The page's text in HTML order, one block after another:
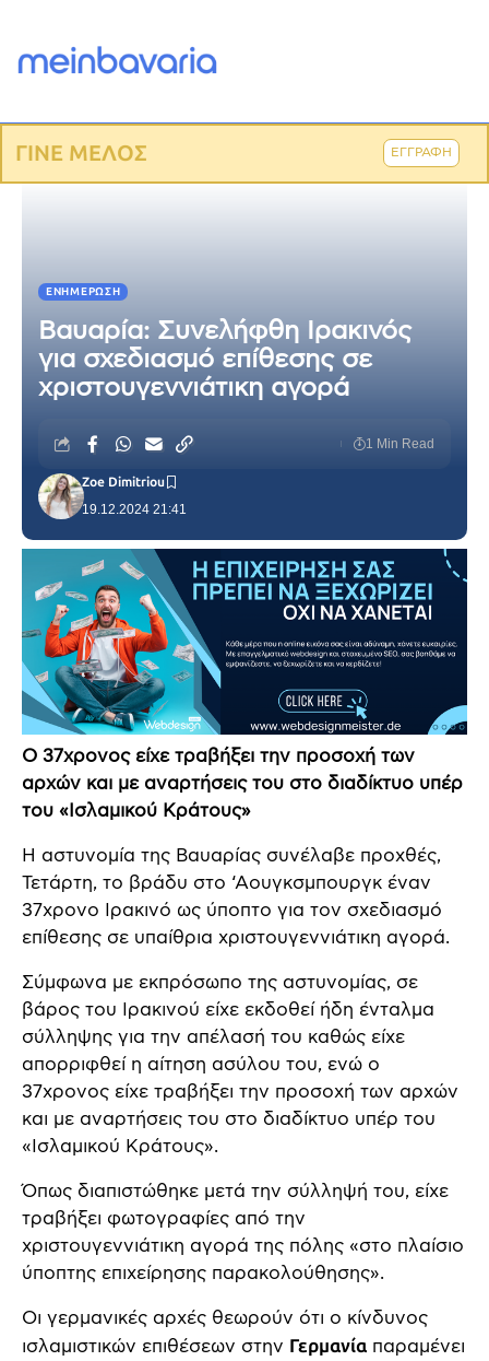
ΓΙΝΕ ΜΕΛΟΣ ΕΓΓΡΑΦΗ
ΕΝΗΜΈΡΩΣΗ
Βαυαρία: Συνελήφθη Ιρακινός
για σχεδιασμό επίθεσης σε
χριστουγεννιάτικη αγορά
19.12.2024 21:41
Zoe Dimitriou
1 Min Read
Ο 37χρονος είχε τραβήξει την προσοχή των
αρχών και με αναρτήσεις του στο διαδίκτυο υπέρ
του «Ισλαμικού Κράτους»
Η αστυνομία της Βαυαρίας συνέλαβε προχθές,
Τετάρτη, το βράδυ στο ‘Αουγκσμπουργκ έναν
37χρονο Ιρακινό ως ύποπτο για τον σχεδιασμό
επίθεσης σε υπαίθρια χριστουγεννιάτικη αγορά.
Σύμφωνα με εκπρόσωπο της αστυνομίας, σε
βάρος του Ιρακινού είχε εκδοθεί ήδη ένταλμα
σύλληψης για την απέλασή του καθώς είχε
απορριφθεί η αίτηση ασύλου του, ενώ ο
37χρονος είχε τραβήξει την προσοχή των αρχών
και με αναρτήσεις του στο διαδίκτυο υπέρ του
«Ισλαμικού Κράτους».
Όπως διαπιστώθηκε μετά την σύλληψή του, είχε
τραβήξει φωτογραφίες από την
χριστουγεννιάτικη αγορά της πόλης «στο πλαίσιο
ύποπτης επιχείρησης παρακολούθησης».
Οι γερμανικές αρχές θεωρούν ότι ο κίνδυνος
ισλαμιστικών επιθέσεων στην Γερμανία παραμένει